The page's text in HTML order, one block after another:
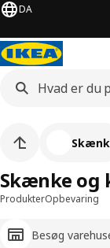
DA
ProdukterOpbevaring
Besøg
Skænke og